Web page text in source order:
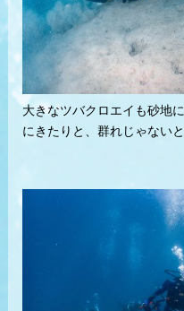
大きなツバクロエイも砂地
にきたりと、群れじゃない